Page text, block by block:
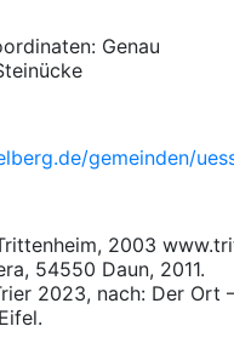
Genau
gemeinden/
2003
54550 Daun, 2011.
2023, nach: Der Ort